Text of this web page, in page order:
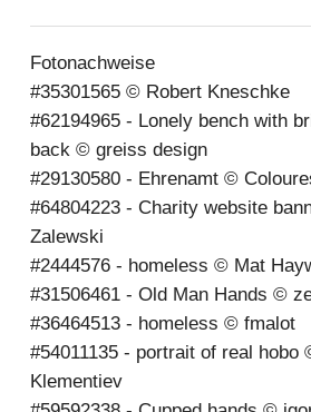
Fotonachweise
#35301565 © Robert Kneschke
#62194965 - Lonely bench with
back © greiss design
#29130580 - Ehrenamt ©
#64804223 - Charity website
Zalewski
#2444576 - homeless © Mat
#31506461 - Old Man Hands ©
#36464513 - homeless © fmalot
#54011135 - portrait of real hobo
Klementiev